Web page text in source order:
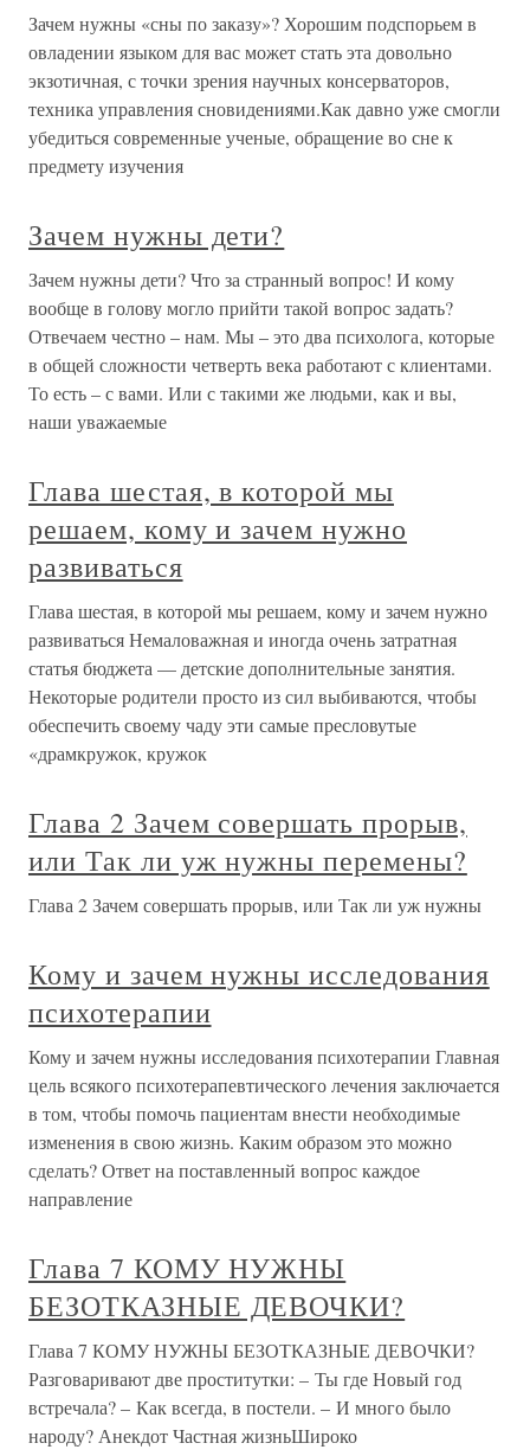
Зачем нужны «сны по заказу»? Хорошим подспорьем в
овладении языком для вас может стать эта довольно
экзотичная, с точки зрения научных консерваторов,
техника управления сновидениями.Как давно уже смогли
убедиться современные ученые, обращение во сне к
предмету изучения
Зачем нужны дети?
Зачем нужны дети? Что за странный вопрос! И кому
вообще в голову могло прийти такой вопрос задать?
Отвечаем честно – нам. Мы – это два психолога, которые
в общей сложности четверть века работают с клиентами.
То есть – с вами. Или с такими же людьми, как и вы,
наши уважаемые
Глава шестая, в которой мы
решаем, кому и зачем нужно
развиваться
Глава шестая, в которой мы решаем, кому и зачем нужно
развиваться Немаловажная и иногда очень затратная
статья бюджета — детские дополнительные занятия.
Некоторые родители просто из сил выбиваются, чтобы
обеспечить своему чаду эти самые пресловутые
«драмкружок, кружок
Глава 2 Зачем совершать прорыв,
или Так ли уж нужны перемены?
Глава 2 Зачем совершать прорыв, или Так ли уж нужны
Кому и зачем нужны исследования
психотерапии
Кому и зачем нужны исследования психотерапии Главная
цель всякого психотерапевтического лечения заключается
в том, чтобы помочь пациентам внести необходимые
изменения в свою жизнь. Каким образом это можно
сделать? Ответ на поставленный вопрос каждое
направление
Глава 7 КОМУ НУЖНЫ
БЕЗОТКАЗНЫЕ ДЕВОЧКИ?
Глава 7 КОМУ НУЖНЫ БЕЗОТКАЗНЫЕ ДЕВОЧКИ?
Разговаривают две проститутки: – Ты где Новый год
встречала? – Как всегда, в постели. – И много было
народу? Анекдот Частная жизньШироко